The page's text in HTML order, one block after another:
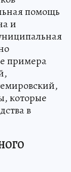
помощь
и
примера
которые
в